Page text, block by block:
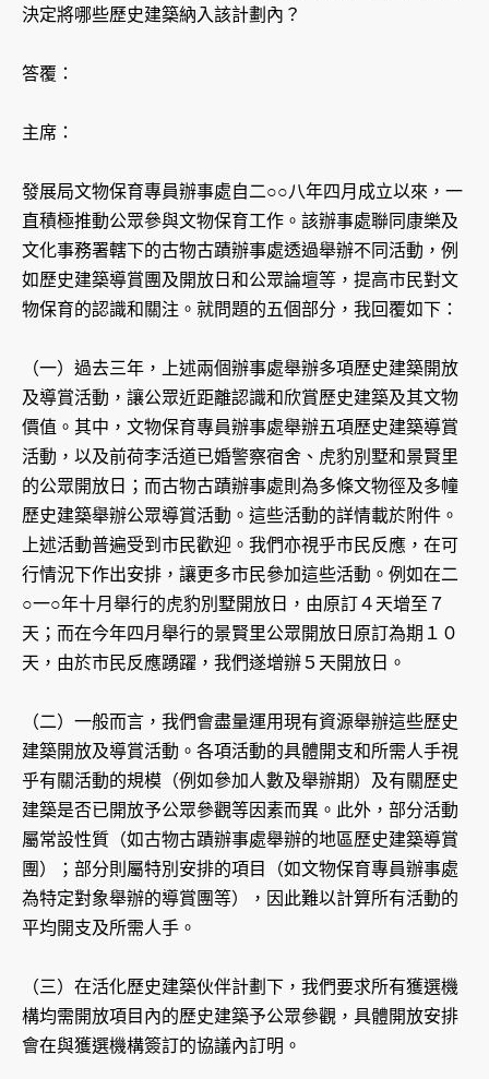
決定將哪些歷史建築納入該計劃內？
答覆：
主席：
發展局文物保育專員辦事處自二○○八年四月成立以來，一
直積極推動公眾參與文物保育工作。該辦事處聯同康樂及
文化事務署轄下的古物古蹟辦事處透過舉辦不同活動，例
如歷史建築導賞團及開放日和公眾論壇等，提高市民對文
物保育的認識和關注。就問題的五個部分，我回覆如下：
（一）過去三年，上述兩個辦事處舉辦多項歷史建築開放
及導賞活動，讓公眾近距離認識和欣賞歷史建築及其文物
價值。其中，文物保育專員辦事處舉辦五項歷史建築導賞
活動，以及前荷李活道已婚警察宿舍、虎豹別墅和景賢里
的公眾開放日；而古物古蹟辦事處則為多條文物徑及多幢
歷史建築舉辦公眾導賞活動。這些活動的詳情載於附件。
上述活動普遍受到市民歡迎。我們亦視乎市民反應，在可
行情況下作出安排，讓更多市民參加這些活動。例如在二
○一○年十月舉行的虎豹別墅開放日，由原訂４天增至７
天；而在今年四月舉行的景賢里公眾開放日原訂為期１０
天，由於市民反應踴躍，我們遂增辦５天開放日。
（二）一般而言，我們會盡量運用現有資源舉辦這些歷史
建築開放及導賞活動。各項活動的具體開支和所需人手視
乎有關活動的規模（例如參加人數及舉辦期）及有關歷史
建築是否已開放予公眾參觀等因素而異。此外，部分活動
屬常設性質（如古物古蹟辦事處舉辦的地區歷史建築導賞
團）；部分則屬特別安排的項目（如文物保育專員辦事處
為特定對象舉辦的導賞團等），因此難以計算所有活動的
平均開支及所需人手。
（三）在活化歷史建築伙伴計劃下，我們要求所有獲選機
構均需開放項目內的歷史建築予公眾參觀，具體開放安排
會在與獲選機構簽訂的協議內訂明。